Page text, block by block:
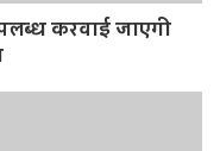
करवाई जाएगी